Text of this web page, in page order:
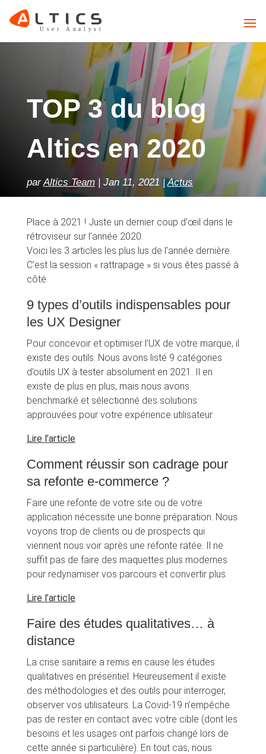
TOP 3 du blog
Altics en 2020
parAltics Team Jan 11, 2021 Actus
Place à 2021 ! Juste un dernier coup d’œil dans le
rétroviseur sur l’année 2020.
Voici les 3 articles les plus lus de l’année dernière.
C’est la session « rattrapage » si vous êtes passé à
côté.
9 types d’outils indispensables pour
les UX Designer
Pour concevoir et optimiser l’UX de votre marque, il
existe des outils. Nous avons listé 9 catégories
d’outils UX à tester absolument en 2021. Il en
existe de plus en plus, mais nous avons
benchmarké et sélectionné des solutions
approuvées pour votre expérience utilisateur.
Lire l’article
Comment réussir son cadrage pour
sa refonte e-commerce ?
Faire une refonte de votre site ou de votre
application nécessite une bonne préparation. Nous
voyons trop de clients ou de prospects qui
viennent nous voir après une refonte ratée. Il ne
suffit pas de faire des maquettes plus modernes
pour redynamiser vos parcours et convertir plus.
Lire l’article
Faire des études qualitatives… à
distance
La crise sanitaire a remis en cause les études
qualitatives en présentiel. Heureusement il existe
des méthodologies et des outils pour interroger,
observer vos utilisateurs. La Covid-19 n’empêche
pas de rester en contact avec votre cible (dont les
besoins et les usages ont parfois changé lors de
cette année si particulière). En tout cas, nous